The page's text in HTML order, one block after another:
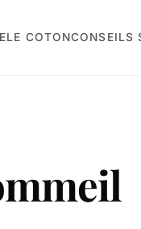
LE COTONCONSEILS